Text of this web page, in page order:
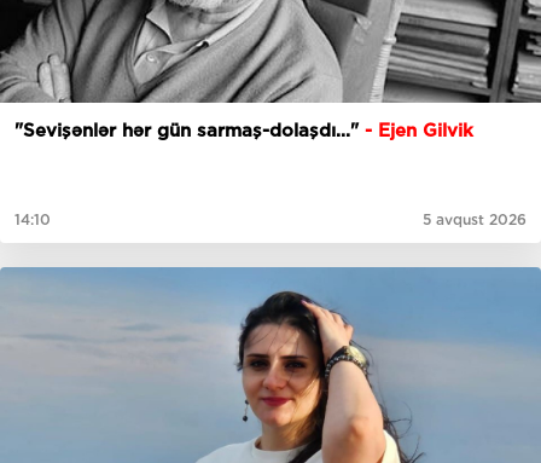
"Sevişənlər hər gün sarmaş-dolaşdı..." - Ejen Gilvik
14:10 5 avqust 2026